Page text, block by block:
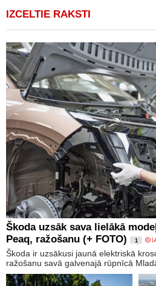
IZCELTIE RAKSTI
Škoda uzsāk sava lielākā
Peaq, ražošanu (+ FOTO)
1
Škoda ir uzsākusi jaunā elektriskā
ražošanu savā galvenajā rūpnīcā